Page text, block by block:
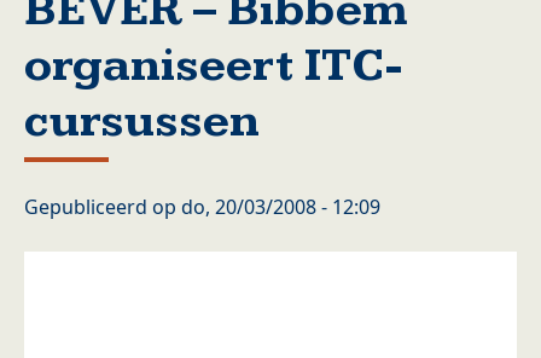
organiseert ITC-
cursussen
Gepubliceerd op do, 20/03/2008 - 12:09